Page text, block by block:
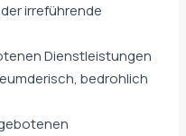
irreführende
Dienstleistungen
bedrohlich